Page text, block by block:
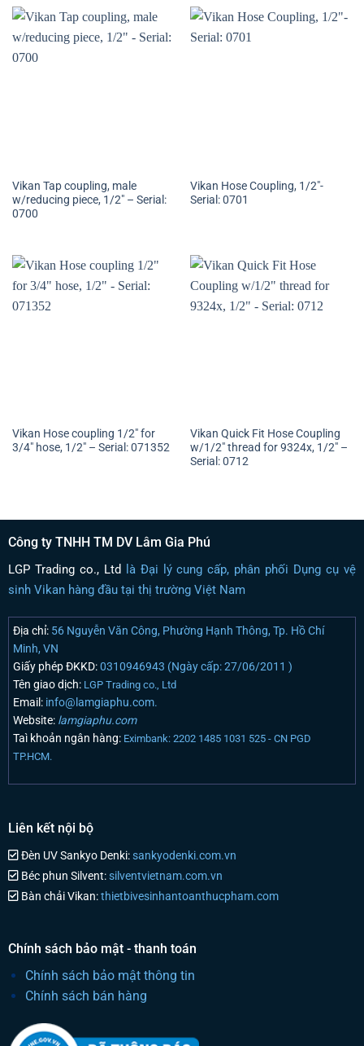
Vikan Tap coupling, male
w/reducing piece, 1/2″ – Serial:
0700
Vikan Hose Coupling, 1/2″-
Serial: 0701
Vikan Hose coupling 1/2″ for
3/4″ hose, 1/2″ – Serial: 071352
Vikan Quick Fit Hose Coupling
w/1/2″ thread for 9324x, 1/2″ –
Serial: 0712
Công ty TNHH TM DV Lâm Gia Phú
LGP Trading co., Ltd là Đại lý cung cấp, phân phối Dụng cụ vệ
sinh Vikan hàng đầu tại thị trường Việt Nam
Địa chỉ:56 Nguyễn Văn Công, Phường Hạnh Thông, Tp. Hồ Chí
Minh, VN
Giấy phép ĐKKD:0310946943 (Ngày cấp: 27/06/2011 )
Tên giao dịch: LGP Trading co., Ltd
Email:info@lamgiaphu.com.
Website:lamgiaphu.com
Taì khoản ngân hàng: Eximbank: 2202 1485 1031 525 - CN PGD
TP.HCM.
Liên kết nội bộ
Đèn UV Sankyo Denki:sankyodenki.com.vn
Béc phun Silvent:silventvietnam.com.vn
Bàn chải Vikan:thietbivesinhantoanthucpham.com
Chính sách bảo mật - thanh toán
Chính sách bảo mật thông tin
Chính sách bán hàng